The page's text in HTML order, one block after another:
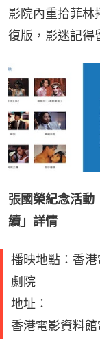
影院內重拾菲林
復版，影迷記得
張國榮紀念活動
續」詳情
播映地點：香
劇院
地址：
香港電影資料